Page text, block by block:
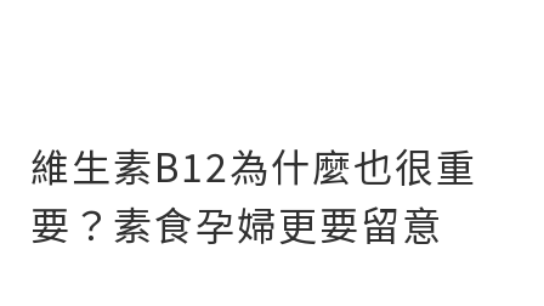
維生素B12為什麼也很重
要？素食孕婦更要留意